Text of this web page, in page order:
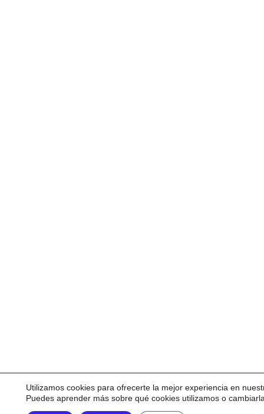
Utilizamos cookies para ofrecerte la mejor experiencia en
Puedes aprender más sobre qué cookies utilizamos o